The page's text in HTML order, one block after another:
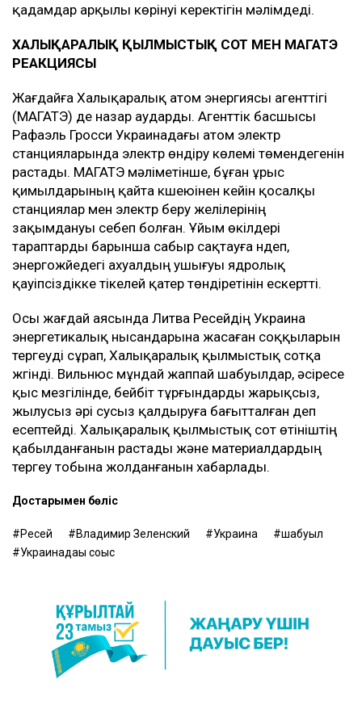
қадамдар арқылы көрінуі керектігін мәлімдеді.
ХАЛЫҚАРАЛЫҚ ҚЫЛМЫСТЫҚ СОТ МЕН МАГАТЭ
РЕАКЦИЯСЫ
Жағдайға Халықаралық атом энергиясы агенттігі
(МАГАТЭ) де назар аударды. Агенттік басшысы
Рафаэль Гросси Украинадағы атом электр
станцияларында электр өндіру көлемі төмендегенін
растады. МАГАТЭ мәліметінше, бұған ұрыс
қимылдарының қайта күшеюінен кейін қосалқы
станциялар мен электр беру желілерінің
зақымдануы себеп болған. Ұйым өкілдері
тараптарды барынша сабыр сақтауға үндеп,
энергожүйедегі ахуалдың ушығуы ядролық
қауіпсіздікке тікелей қатер төндіретінін ескертті.
Осы жағдай аясында Литва Ресейдің Украина
энергетикалық нысандарына жасаған соққыларын
тергеуді сұрап, Халықаралық қылмыстық сотқа
жүгінді. Вильнюс мұндай жаппай шабуылдар, әсіресе
қыс мезгілінде, бейбіт тұрғындарды жарықсыз,
жылусыз әрі сусыз қалдыруға бағытталған деп
есептейді. Халықаралық қылмыстық сот өтініштің
қабылданғанын растады және материалдардың
тергеу тобына жолданғанын хабарлады.
Достарыңмен бөліс
Ресей Владимир Зеленский Украина
шабуыл
Украинадағы соғыс